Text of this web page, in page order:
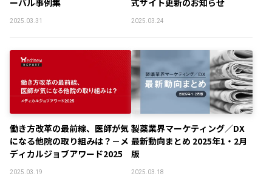
ーバル事例集
2025.03.31
式サイト更新のお知らせ
2025.03.24
働き方改革の最前線、医師が気
になる他院の取り組みは？－メ
ディカルジョブアワード2025
2025.03.19
製薬業界マーケティング／DX
最新動向まとめ 2025年1・2月
版
2025.03.18